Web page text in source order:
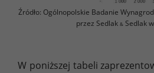
Źródło: Ogólnopolskie Badanie
przez Sedlak &Sedlak
W poniższej tabeli